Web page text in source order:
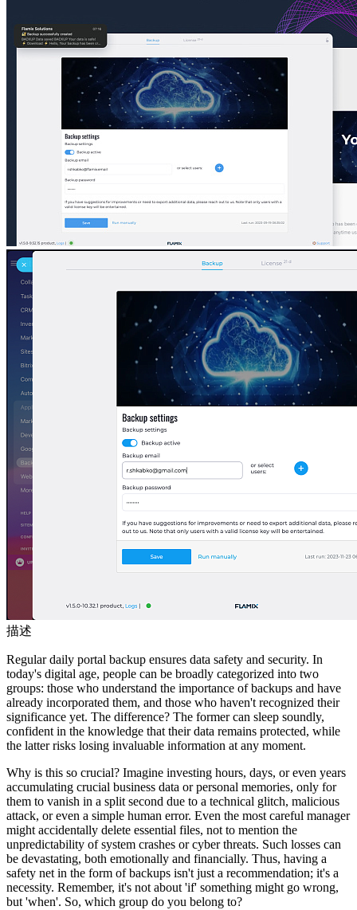
描述
Regular daily portal backup ensures data safety and security. In
today's digital age, people can be broadly categorized into two
groups: those who understand the importance of backups and have
already incorporated them, and those who haven't recognized their
significance yet. The difference? The former can sleep soundly,
confident in the knowledge that their data remains protected, while
the latter risks losing invaluable information at any moment.
Why is this so crucial? Imagine investing hours, days, or even years
accumulating crucial business data or personal memories, only for
them to vanish in a split second due to a technical glitch, malicious
attack, or even a simple human error. Even the most careful manager
might accidentally delete essential files, not to mention the
unpredictability of system crashes or cyber threats. Such losses can
be devastating, both emotionally and financially. Thus, having a
safety net in the form of backups isn't just a recommendation; it's a
necessity. Remember, it's not about 'if' something might go wrong,
but 'when'. So, which group do you belong to?